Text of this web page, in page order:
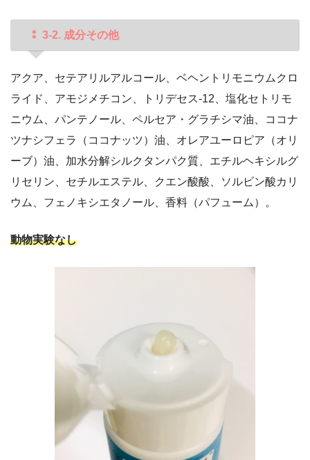
⁑ 3-2. 成分その他
アクア、セテアリルアルコール、ベヘントリモニウムクロ
ライド、アモジメチコン、トリデセス-12、塩化セトリモ
ニウム、パンテノール、ペルセア・グラチシマ油、ココナ
ツナシフェラ（ココナッツ）油、オレアユーロピア（オリ
ーブ）油、加水分解シルクタンパク質、エチルヘキシルグ
リセリン、セチルエステル、クエン酸酸、ソルビン酸カリ
ウム、フェノキシエタノール、香料（パフューム）。
動物実験なし